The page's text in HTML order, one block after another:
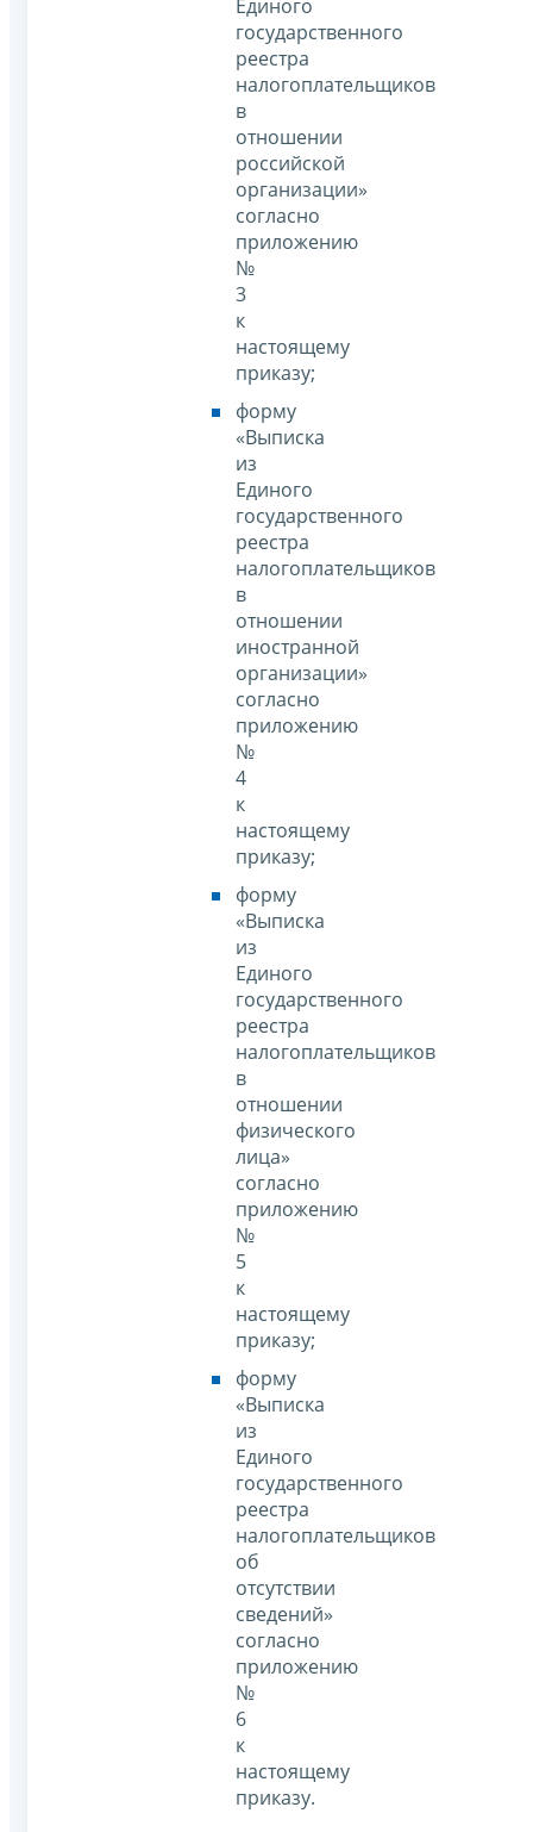
Единого
государственного
реестра
налогоплательщиков
в
отношении
российской
организации»
согласно
приложению
№
3
к
настоящему
приказу;
форму
«Выписка
из
Единого
государственного
реестра
налогоплательщиков
в
отношении
иностранной
организации»
согласно
приложению
№
4
к
настоящему
приказу;
форму
«Выписка
из
Единого
государственного
реестра
налогоплательщиков
в
отношении
физического
лица»
согласно
приложению
№
5
к
настоящему
приказу;
форму
«Выписка
из
Единого
государственного
реестра
налогоплательщиков
об
отсутствии
сведений»
согласно
приложению
№
6
к
настоящему
приказу.